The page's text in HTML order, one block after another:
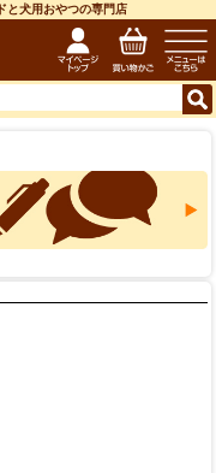
と犬用おやつの専門店